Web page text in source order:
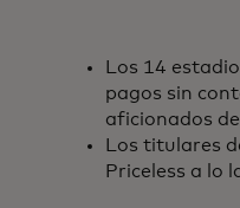
Los 14
pagos sin
aficionados
Los titulares
Priceless a lo